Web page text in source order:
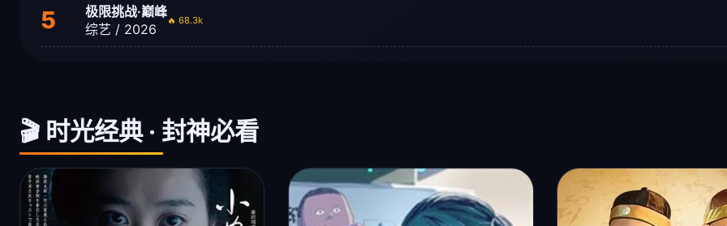
5
极限挑战·巅峰
综艺 / 2026
🔥 68.3k
🎬 时光经典 · 封神必看